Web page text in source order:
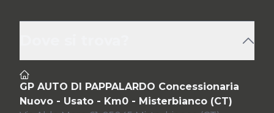
GP AUTO DI PAPPALARDO Concessionaria
Nuovo - Usato - Km0 - Misterbianco (CT)